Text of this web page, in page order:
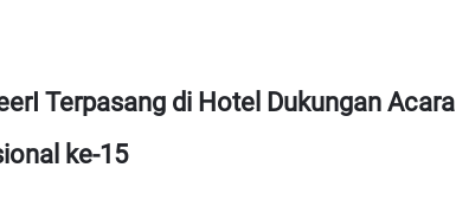
Terpasang di Hotel Dukungan Acara
ke-15